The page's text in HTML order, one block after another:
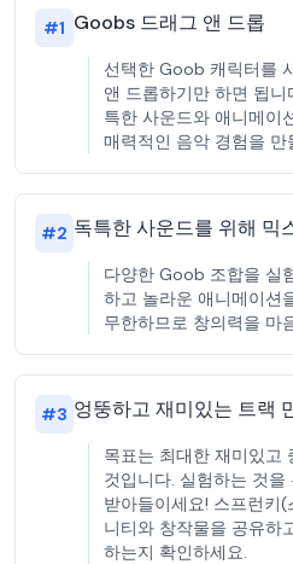
#1 Goobs 드래그 앤 드롭
선택한 Goob 캐릭터를
앤 드롭하기만 하면 됩
특한 사운드와 애니메이
매력적인 음악 경험을 만
#2 독특한 사운드를 위해 믹
다양한 Goob 조합을 실
하고 놀라운 애니메이션
무한하므로 창의력을 마
#3 엉뚱하고 재미있는 트랙
목표는 최대한 재미있고
것입니다. 실험하는 것
받아들이세요! 스프런키
니티와 창작물을 공유하
하는지 확인하세요.